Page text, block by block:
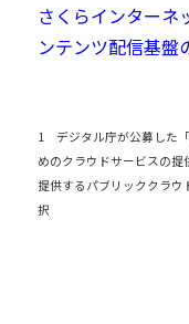
さくらインターネ
ンテンツ配信基盤
1 デジタル庁が公募した
めのクラウドサービスの
提供するパブリッククラ
択